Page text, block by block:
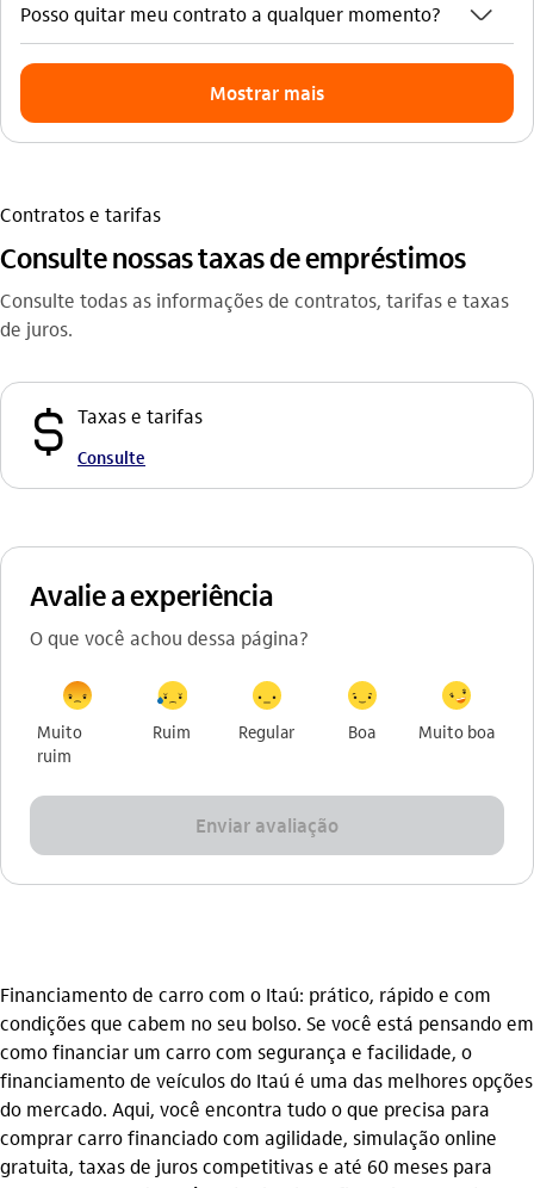
Posso quitar meu contrato a qualquer momento? seta_baixo
Mostrar mais
Contratos e tarifas
Consulte nossas taxas de empréstimos
Consulte todas as informações de contratos, tarifas e taxas
de juros.
cifrao Taxas e tarifas
Consulte
Avalie a experiência
O que você achou dessa página?
Muito
ruim
Ruim Regular Boa Muito boa
Enviar avaliação
Financiamento de carro com o Itaú: prático, rápido e com
condições que cabem no seu bolso. Se você está pensando em
como financiar um carro com segurança e facilidade, o
financiamento de veículos do Itaú é uma das melhores opções
do mercado. Aqui, você encontra tudo o que precisa para
comprar carro financiado com agilidade, simulação online
gratuita, taxas de juros competitivas e até 60 meses para